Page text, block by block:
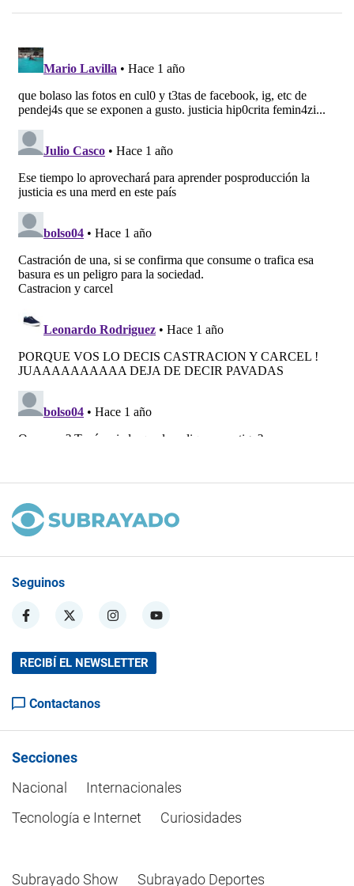
Seguinos
RECIBÍ EL NEWSLETTER
Contactanos
Secciones
Nacional
Internacionales
Tecnología e Internet
Curiosidades
Subrayado Show Subrayado Deportes